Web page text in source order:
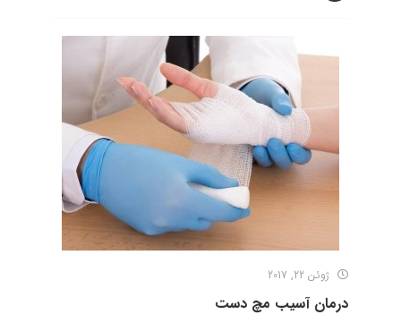
ژوئن 22, 2017
درمان آسیب مچ دست